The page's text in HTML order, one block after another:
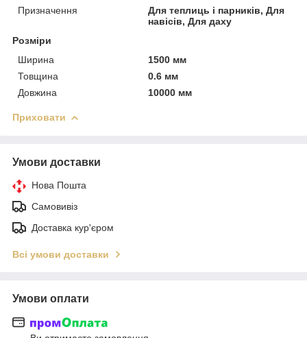
Призначення
Для теплиць і парників, Для
навісів, Для даху
Розміри
Ширина
1500 мм
Товщина
0.6 мм
Довжина
10000 мм
Приховати
Умови доставки
Нова Пошта
Самовивіз
Доставка кур'єром
Всі умови доставки
Умови оплати